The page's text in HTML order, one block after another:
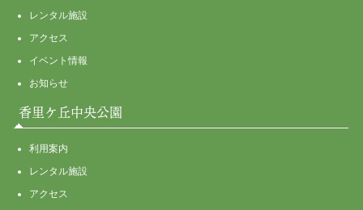
レンタル施設
アクセス
イベント情報
お知らせ
香里ケ丘中央公園
利用案内
レンタル施設
アクセス